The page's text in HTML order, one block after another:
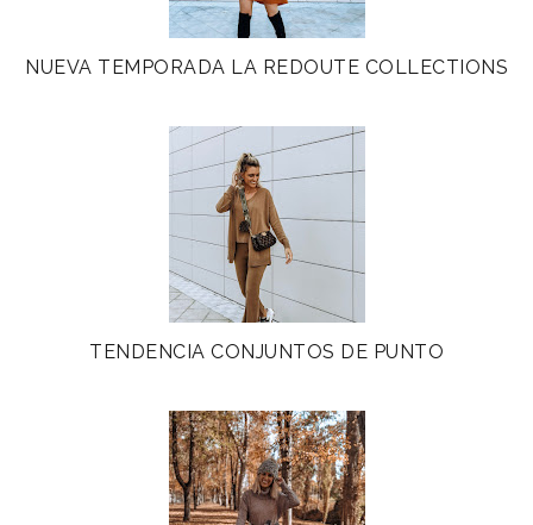
NUEVA TEMPORADA LA REDOUTE COLLECTIONS
TENDENCIA CONJUNTOS DE PUNTO